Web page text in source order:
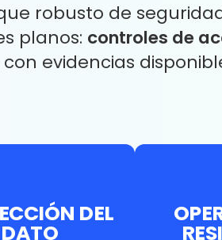
robusto de
planos: controles de
con evidencias
DEL
DATO